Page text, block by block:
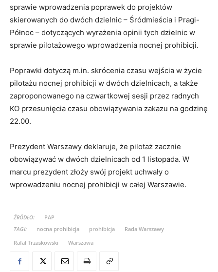
sprawie wprowadzenia poprawek do projektów
skierowanych do dwóch dzielnic – Śródmieścia i Pragi-
Północ – dotyczących wyrażenia opinii tych dzielnic w
sprawie pilotażowego wprowadzenia nocnej prohibicji.
Poprawki dotyczą m.in. skrócenia czasu wejścia w życie
pilotażu nocnej prohibicji w dwóch dzielnicach, a także
zaproponowanego na czwartkowej sesji przez radnych
KO przesunięcia czasu obowiązywania zakazu na godzinę
22.00.
Prezydent Warszawy deklaruje, że pilotaż zacznie
obowiązywać w dwóch dzielnicach od 1 listopada. W
marcu prezydent złoży swój projekt uchwały o
wprowadzeniu nocnej prohibicji w całej Warszawie.
ŹRÓDŁO:
PAP
TAGI:
nocna prohibicja prohibicja
Rada Warszawy
Rafał Trzaskowski
Warszawa